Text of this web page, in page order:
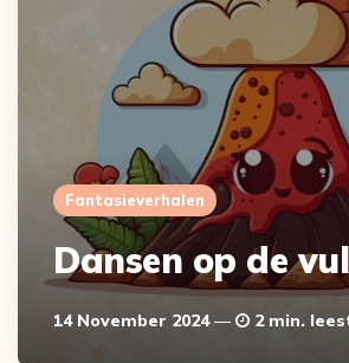
Fantasieverhalen
Dansen op de
14 November 2024 2 min.